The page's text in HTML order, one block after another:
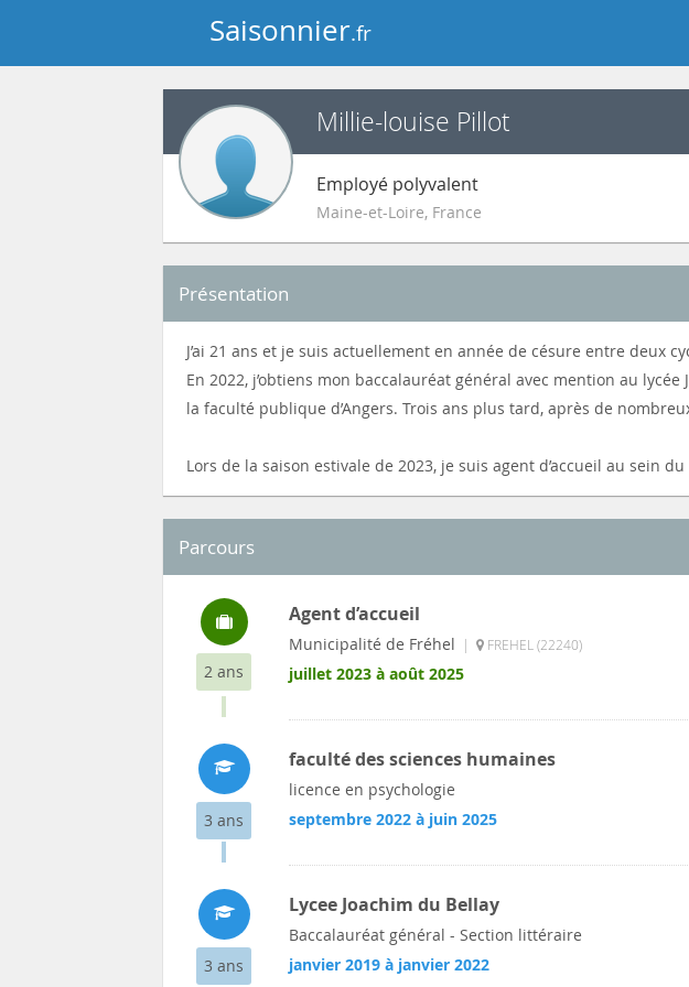
Saisonnier.fr
Millie-louise Pillot
Employé polyvalent
Maine-et-Loire, France
Présentation
J’ai 21 ans et je suis actuellement en année de césure entre deux
En 2022, j’obtiens mon baccalauréat général avec mention au
la faculté publique d’Angers. Trois ans plus tard, après de
Lors de la saison estivale de 2023, je suis agent d’accueil au sein
Parcours
2 ans
Agent d’accueil
Municipalité de Fréhel | FREHEL (22240)
juillet 2023 à août 2025
3 ans
faculté des sciences humaines
licence en psychologie
septembre 2022 à juin 2025
3 ans
Lycee Joachim du Bellay
Baccalauréat général - Section littéraire
janvier 2019 à janvier 2022